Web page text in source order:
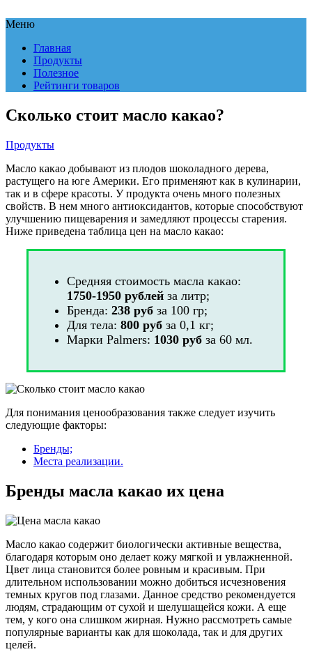
Меню
Главная
Продукты
Полезное
Рейтинги товаров
Сколько стоит масло какао?
Продукты
Масло какао добывают из плодов шоколадного дерева,
растущего на юге Америки. Его применяют как в кулинарии,
так и в сфере красоты. У продукта очень много полезных
свойств. В нем много антиоксидантов, которые способствуют
улучшению пищеварения и замедляют процессы старения.
Ниже приведена таблица цен на масло какао:
Средняя стоимость масла какао:
1750-1950 рублей за литр;
Бренда: 238 руб за 100 гр;
Для тела: 800 руб за 0,1 кг;
Марки Palmers: 1030 руб за 60 мл.
Для понимания ценообразования также следует изучить
следующие факторы:
Бренды;
Места реализации.
Бренды масла какао их цена
Масло какао содержит биологически активные вещества,
благодаря которым оно делает кожу мягкой и увлажненной.
Цвет лица становится более ровным и красивым. При
длительном использовании можно добиться исчезновения
темных кругов под глазами. Данное средство рекомендуется
людям, страдающим от сухой и шелушащейся кожи. А еще
тем, у кого она слишком жирная. Нужно рассмотреть самые
популярные варианты как для шоколада, так и для других
целей.